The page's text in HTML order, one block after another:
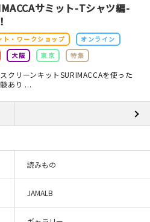
サミット-Tシャツ編-
ト・ワークショップ
オンライン
大阪 東京 特集
クリーンキットSURIMACCAを使った
あり ...
読みもの
JAMALB